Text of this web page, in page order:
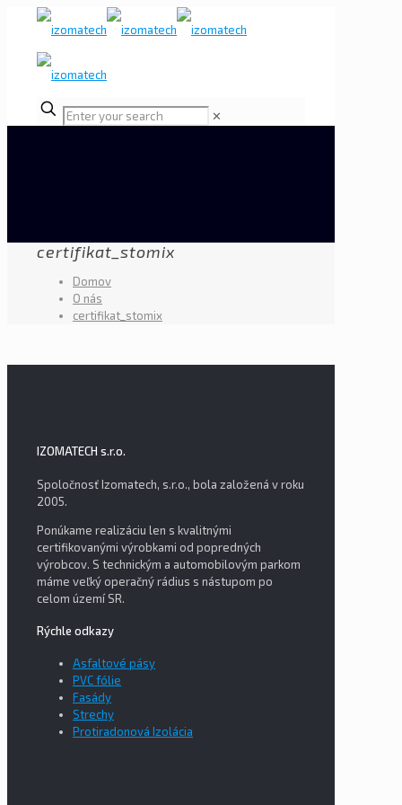
✕
certifikat_stomix
Domov
O nás
certifikat_stomix
IZOMATECH s.r.o.
Spoločnosť Izomatech, s.r.o., bola založená v roku
2005.
Ponúkame realizáciu len s kvalitnými
certifikovanými výrobkami od popredných
výrobcov. S technickým a automobilovým parkom
máme veľký operačný rádius s nástupom po
celom území SR.
Rýchle odkazy
Asfaltové pásy
PVC fólie
Fasády
Strechy
Protiradonová Izolácia